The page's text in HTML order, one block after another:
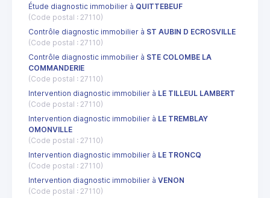
Étude diagnostic immobilier à QUITTEBEUF
(Code postal : 27110)
Contrôle diagnostic immobilier à ST AUBIN D ECROSVILLE
(Code postal : 27110)
Contrôle diagnostic immobilier à STE COLOMBE LA
COMMANDERIE
(Code postal : 27110)
Intervention diagnostic immobilier à LE TILLEUL LAMBERT
(Code postal : 27110)
Intervention diagnostic immobilier à LE TREMBLAY
OMONVILLE
(Code postal : 27110)
Intervention diagnostic immobilier à LE TRONCQ
(Code postal : 27110)
Intervention diagnostic immobilier à VENON
(Code postal : 27110)